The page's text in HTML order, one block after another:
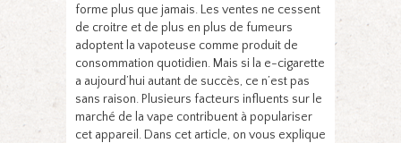
forme plus que jamais. Les ventes ne cessent
de croitre et de plus en plus de fumeurs
adoptent la vapoteuse comme produit de
consommation quotidien. Mais si la e-cigarette
a aujourd’hui autant de succès, ce n’est pas
sans raison. Plusieurs facteurs influents sur le
marché de la vape contribuent à populariser
cet appareil. Dans cet article, on vous explique